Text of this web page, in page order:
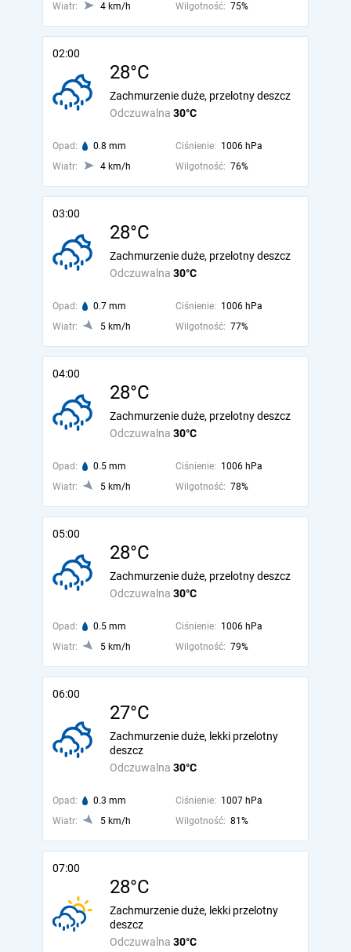
Wiatr:
4 km/h Wilgotność: 75%
02:00
28°C
Odczuwalna 30°C
Zachmurzenie duże, przelotny deszcz
Opad: 0.8 mm Ciśnienie: 1006 hPa
Wiatr:
4 km/h Wilgotność: 76%
03:00
28°C
Odczuwalna 30°C
Zachmurzenie duże, przelotny deszcz
Opad: 0.7 mm Ciśnienie: 1006 hPa
Wiatr:
5 km/h Wilgotność: 77%
04:00
28°C
Odczuwalna 30°C
Zachmurzenie duże, przelotny deszcz
Opad: 0.5 mm Ciśnienie: 1006 hPa
Wiatr:
5 km/h Wilgotność: 78%
05:00
28°C
Odczuwalna 30°C
Zachmurzenie duże, przelotny deszcz
Opad: 0.5 mm Ciśnienie: 1006 hPa
Wiatr:
5 km/h Wilgotność: 79%
06:00
27°C
Odczuwalna 30°C
Zachmurzenie duże, lekki przelotny
deszcz
Opad: 0.3 mm Ciśnienie: 1007 hPa
Wiatr:
5 km/h Wilgotność: 81%
07:00
28°C
Odczuwalna 30°C
Zachmurzenie duże, lekki przelotny
deszcz